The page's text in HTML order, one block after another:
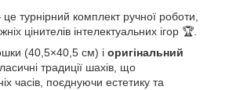
турнірний комплект ручної роботи,
цінителів інтелектуальних ігор 🏆.
(40,5×40,5 см) і оригінальний
традиції шахів, що
часів, поєднуючи естетику та